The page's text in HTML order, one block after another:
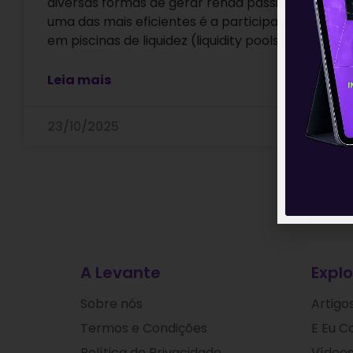
uma das mais eficientes é a participação
em piscinas de liquidez (liquidity pools).
Leia mais
A Levante
Sobre nós
Termos e Condições
E Eu